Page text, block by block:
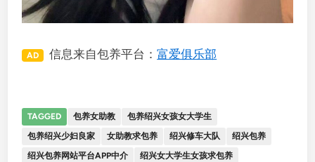
AD 信息来自包养平台：富爱俱乐部
TAGGED 包养女助教
包养绍兴女孩女大学生
包养绍兴少妇良家
女助教求包养 绍兴修车大队
绍兴包养
绍兴包养网站平台APP中介
绍兴女大学生女孩求包养